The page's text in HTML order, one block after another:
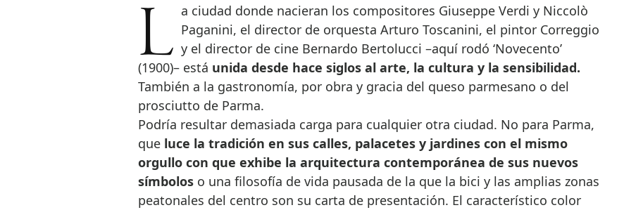
La ciudad donde nacieran los compositores Giuseppe Verdi y Niccolò Paganini, el director de orquesta Arturo Toscanini, el pintor Correggio
y el director de cine Bernardo Bertolucci –aquí rodó ‘Novecento’
(1900)– está unida desde hace siglos al arte, la cultura y la sensibilidad.
También a la gastronomía, por obra y gracia del queso parmesano o del
prosciutto de Parma.
Podría resultar demasiada carga para cualquier otra ciudad. No para Parma,
que luce la tradición en sus calles, palacetes y jardines con el mismo
orgullo con que exhibe la arquitectura contemporánea de sus nuevos
símbolos o una filosofía de vida pausada de la que la bici y las amplias zonas
peatonales del centro son su carta de presentación. El característico color